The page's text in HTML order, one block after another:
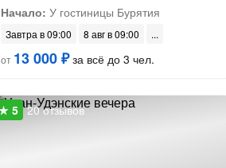
Начало: У гостиницы Бурятия
Завтра в 09:00
8 авг в 09:00
от 13 000 ₽за всё до 3 чел.
20 отзывов